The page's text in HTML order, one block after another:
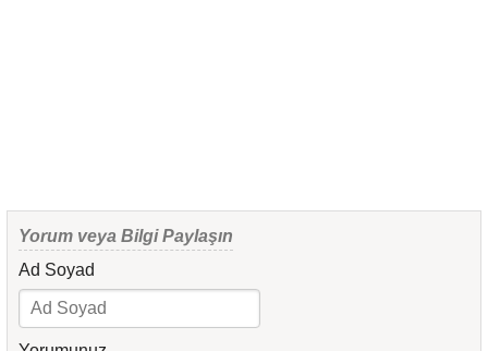
Yorum veya Bilgi Paylaşın
Ad Soyad